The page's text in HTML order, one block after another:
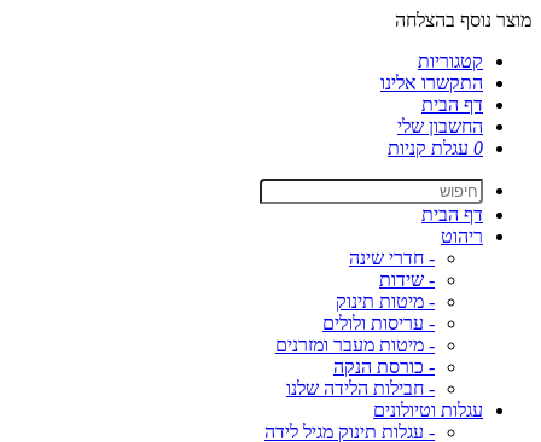
מוצר נוסף בהצלחה
קטגוריות
התקשרו אלינו
דף הבית
החשבון שלי
0 עגלת קניות
דף הבית
ריהוט
- חדרי שינה
- שידות
- מיטות תינוק
- עריסות ולולים
- מיטות מעבר ומזרנים
- כורסת הנקה
- חבילות הלידה שלנו
עגלות וטיולונים
- עגלות תינוק מגיל לידה